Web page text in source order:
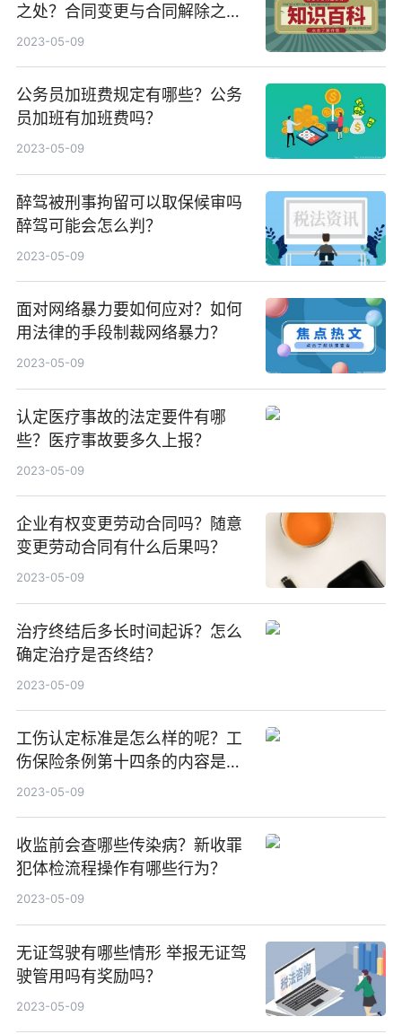
之处？合同变更与合同解除之间
的区别有哪些？
2023-05-09
公务员加班费规定有哪些？公务
员加班有加班费吗？
2023-05-09
醉驾被刑事拘留可以取保候审吗
醉驾可能会怎么判？
2023-05-09
面对网络暴力要如何应对？如何
用法律的手段制裁网络暴力？
2023-05-09
认定医疗事故的法定要件有哪
些？医疗事故要多久上报？
2023-05-09
企业有权变更劳动合同吗？随意
变更劳动合同有什么后果吗？
2023-05-09
治疗终结后多长时间起诉？怎么
确定治疗是否终结？
2023-05-09
工伤认定标准是怎么样的呢？工
伤保险条例第十四条的内容是什
么？
2023-05-09
收监前会查哪些传染病？新收罪
犯体检流程操作有哪些行为？
2023-05-09
无证驾驶有哪些情形 举报无证驾
驶管用吗有奖励吗？
2023-05-09